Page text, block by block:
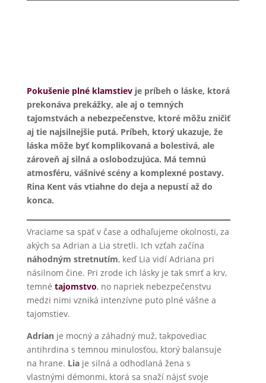
Pokušenie plné klamstievje príbeh o láske, ktorá
prekonáva prekážky, ale aj o temných
tajomstvách a nebezpečenstve, ktoré môžu zničiť
aj tie najsilnejšie putá. Príbeh, ktorý ukazuje, že
láska môže byť komplikovaná a bolestivá, ale
zároveň aj silná a oslobodzujúca. Má temnú
atmosféru, vášnivé scény a komplexné postavy.
Rina Kent vás vtiahne do deja a nepustí až do
konca.
Vraciame sa späť v čase a odhaľujeme okolnosti, za
akých sa Adrian a Lia stretli. Ich vzťah začína
náhodným stretnutím, keď Lia vidí Adriana pri
násilnom čine. Pri zrode ich lásky je tak smrť a krv,
temné tajomstvo, no napriek nebezpečenstvu
medzi nimi vzniká intenzívne puto plné vášne a
tajomstiev.
Adrianje mocný a záhadný muž, takpovediac
antihrdina s temnou minulosťou, ktorý balansuje
na hrane. Liaje silná a odhodlaná žena s
vlastnými démonmi, ktorá sa snaží nájsť svoje